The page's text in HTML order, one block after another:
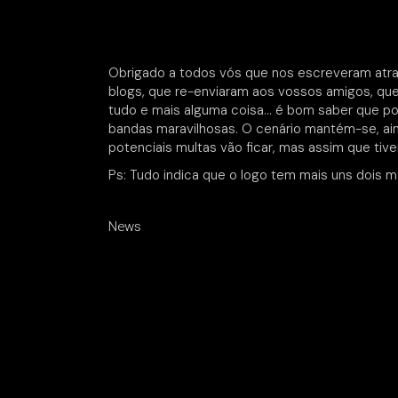
Obrigado a todos vós que nos escreveram
blogs, que re-enviaram aos vossos amigos,
tudo e mais alguma coisa… é bom saber que
bandas maravilhosas. O cenário mantém-se,
potenciais multas vão ficar, mas assim que
Ps: Tudo indica que o logo tem mais uns dois
News